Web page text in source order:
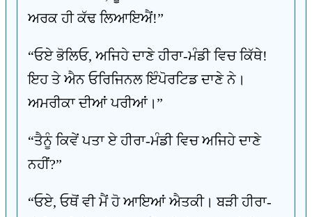
ਅਰਕ ਹੀ ਕੱਢ ਲਿਆਇਐਂ!”
“ਓਏ ਭੋਲਿਓ, ਅਜਿਹੇ ਦਾਣੇ ਹੀਰਾ-ਮੰਡੀ ਵਿਚ ਕਿੱਥੇ!
ਇਹ ਤੇ ਐਨ ਓਰਿਜਿਨਲ ਇੰਪੋਰਟਿਡ ਦਾਣੇ ਨੇ।
ਅਮਰੀਕਾ ਦੀਆਂ ਪਰੀਆਂ।”
“ਤੈਨੂੰ ਕਿਵੇਂ ਪਤਾ ਏ ਹੀਰਾ-ਮੰਡੀ ਵਿਚ ਅਜਿਹੇ ਦਾਣੇ
ਨਹੀਂ?”
“ਓਏ, ਓਥੋਂ ਵੀ ਮੈਂ ਹੋ ਆਇਆਂ ਐਤਕੀ। ਬੜੀ ਹੀਰਾ-